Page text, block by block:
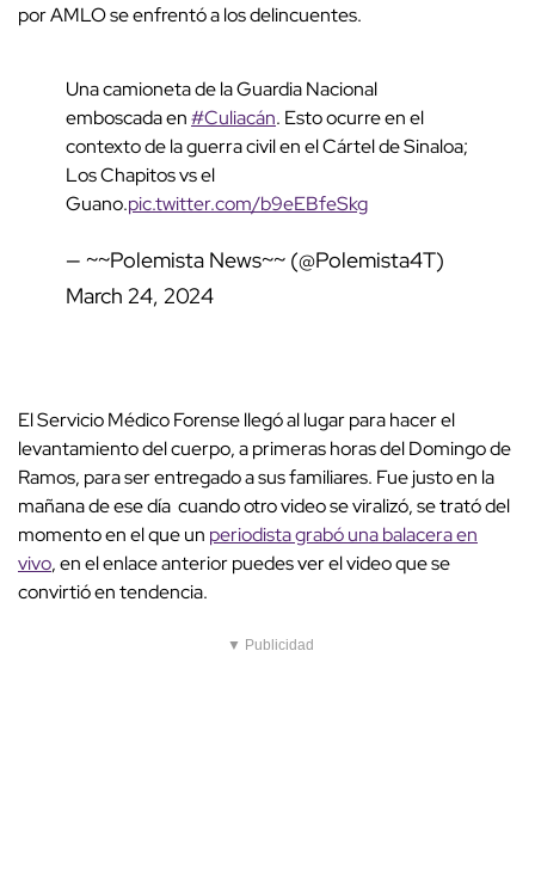
por AMLO se enfrentó a los delincuentes.
Una camioneta de la Guardia Nacional
emboscada en#Culiacán. Esto ocurre en el
contexto de la guerra civil en el Cártel de Sinaloa;
Los Chapitos vs el
Guano.pic.twitter.com/b9eEBfeSkg
— ~~Polemista News~~ (@Polemista4T)
March 24, 2024
El Servicio Médico Forense llegó al lugar para hacer el
levantamiento del cuerpo, a primeras horas del Domingo de
Ramos, para ser entregado a sus familiares. Fue justo en la
mañana de ese día cuando otro video se viralizó, se trató del
momento en el que un periodista grabó una balacera en
vivo, en el enlace anterior puedes ver el video que se
convirtió en tendencia.
▼ Publicidad